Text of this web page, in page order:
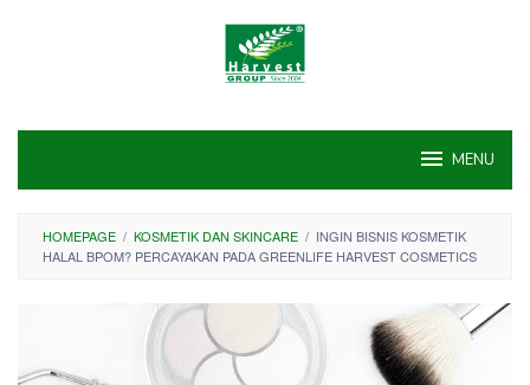
MENU
HOMEPAGE / KOSMETIK DAN SKINCARE / INGIN BISNIS KOSMETIK
HALAL BPOM? PERCAYAKAN PADA GREENLIFE HARVEST COSMETICS